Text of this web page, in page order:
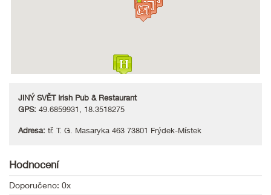
JINÝ SVĚT Irish Pub & Restaurant
GPS: 49.6859931, 18.3518275
Adresa: tř. T. G. Masaryka 463 73801 Frýdek-Místek
Hodnocení
Doporučeno: 0x